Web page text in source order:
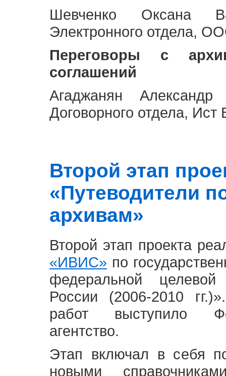
Шевченко Оксана
Электронного отдела,
Переговоры с
соглашений
Агаджанян Александр
Договорного отдела,
Второй этап
«Путеводители
архивам»
Второй этап проекта
«ИВИС» по
федеральной
России (2006-2010
работ выступило
агентство.
Этап включал в себя
новыми